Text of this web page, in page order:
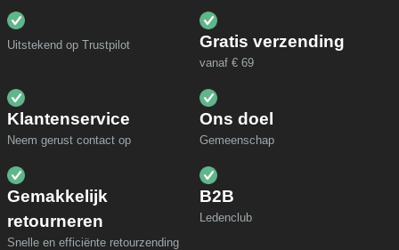
Uitstekend op Trustpilot Gratis verzending
vanaf € 69
Klantenservice
Neem gerust contact op
Ons doel
Gemeenschap
Gemakkelijk
retourneren
Snelle en efficiënte retourzending
B2B
Ledenclub